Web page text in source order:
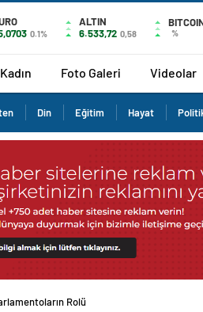
0.1%
ALTIN
6.533,72 0,58 %
Kadın Foto Galeri Videolar
Din Eğitim Hayat
Rolü